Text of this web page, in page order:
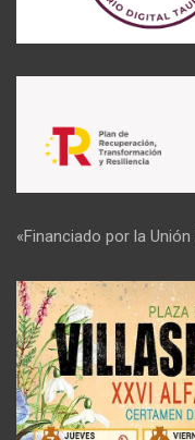
«Financiado por la